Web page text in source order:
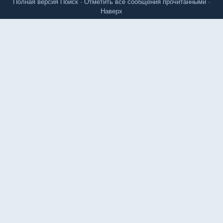
Полная версия Поиск · Отметить все сообщения прочитанными ·
Наверх